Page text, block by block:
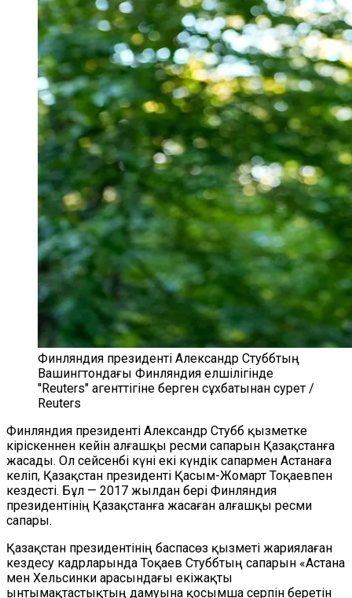
Финляндия президенті Александр Стуббтың
Вашингтондағы Финляндия елшілігінде
"Reuters" агенттігіне берген сұхбатынан сурет /
Reuters
Финляндия президенті Александр Стубб қызметке
кіріскеннен кейін алғашқы ресми сапарын Қазақстанға
жасады. Ол сейсенбі күні екі күндік сапармен Астанаға
келіп, Қазақстан президенті Қасым-Жомарт Тоқаевпен
кездесті. Бұл — 2017 жылдан бері Финляндия
президентінің Қазақстанға жасаған алғашқы ресми
сапары.
Қазақстан президентінің баспасөз қызметі жариялаған
кездесу кадрларында Тоқаев Стуббтың сапарын «Астана
мен Хельсинки арасындағы екіжақты
ынтымақтастықтың дамуына қосымша серпін беретін